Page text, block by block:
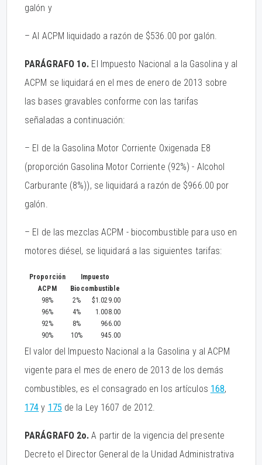
galón y
– Al ACPM liquidado a razón de $536.00 por galón.
PARÁGRAFO 1o. El Impuesto Nacional a la Gasolina y al
ACPM se liquidará en el mes de enero de 2013 sobre
las bases gravables conforme con las tarifas
señaladas a continuación:
– El de la Gasolina Motor Corriente Oxigenada E8
(proporción Gasolina Motor Corriente (92%) - Alcohol
Carburante (8%)), se liquidará a razón de $966.00 por
galón.
– El de las mezclas ACPM - biocombustible para uso en
motores diésel, se liquidará a las siguientes tarifas:
Proporción
Impuesto
ACPM
Biocombustible
98%
2%
$1.029.00
96%
4%
1.008.00
92%
8%
966.00
90%
10% 945.00
El valor del Impuesto Nacional a la Gasolina y al ACPM
vigente para el mes de enero de 2013 de los demás
combustibles, es el consagrado en los artículos 168,
174 y 175 de la Ley 1607 de 2012.
PARÁGRAFO 2o. A partir de la vigencia del presente
Decreto el Director General de la Unidad Administrativa